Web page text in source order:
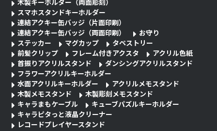
木製キーホルダー（両面彫刻）
スマホスタンドキーホルダー
連結アクキー缶バッジ（片面印刷）
連結アクキー缶バッジ（両面印刷）
お守り
ステッカー
マグカップ
タペストリー
前髪クリップ
フレーム付きアクスタ
アクリル色紙
首振りアクリルスタンド
ダンシングアクリルスタンド
フラワーアクリルキーホルダー
水面アクリルキーホルダー
アクリルメモスタンド
木製メモスタンド
木製彫刻メモスタンド
キャラまもケーブル
キューブパズルキーホルダー
キャラピタっと液晶クリーナー
レコードプレイヤースタンド